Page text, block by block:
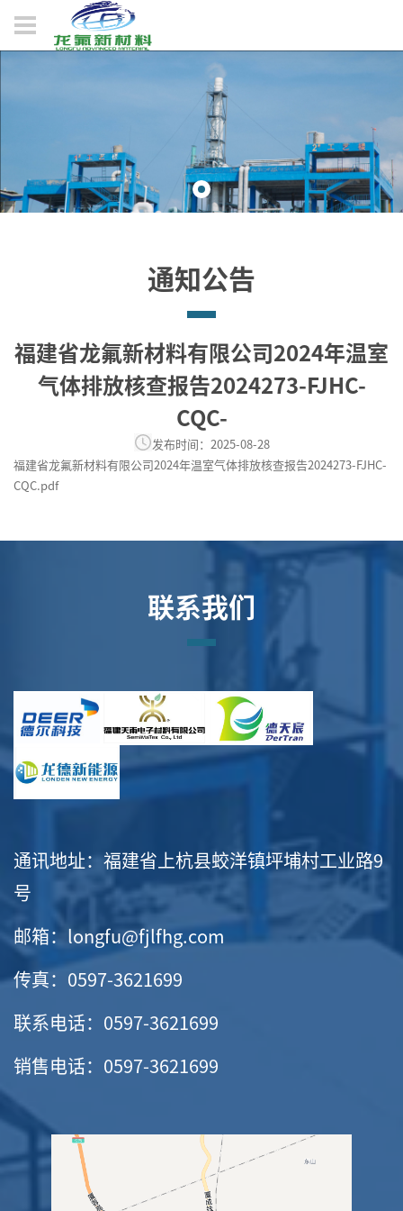
通知公告
福建省龙氟新材料有限公司2024年温室
气体排放核查报告2024273-FJHC-
CQC-
发布时间：2025-08-28
福建省龙氟新材料有限公司2024年温室气体排放核查报告2024273-FJHC-
CQC.pdf
联系我们
通讯地址：福建省上杭县蛟洋镇坪埔村工业路9
号
邮箱：longfu@fjlfhg.com
传真：0597-3621699
联系电话：0597-3621699
销售电话：0597-3621699